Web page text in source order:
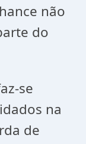
não
do
se
na
de